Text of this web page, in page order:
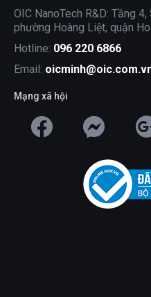
OIC NanoTech R&D: Tầng
phường Hoàng Liệt, quận
Hotline: 096 220 6866
Email:
Mạng xã hội